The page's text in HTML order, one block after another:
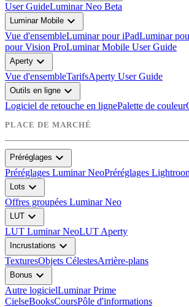
User GuideLuminar Neo Beta
Luminar Mobile expand_more
Vue d'ensembleLuminar pour iPadLuminar
pour Vision ProLuminar Mobile User Guide
Aperty expand_more
Vue d'ensembleTarifsAperty User Guide
Outils en ligne expand_more
Logiciel de retouche en lignePalette de couleur
PLACE DE MARCHÉ
Préréglages expand_more
Préréglages Luminar NeoPréréglages
Lots expand_more
Offres groupées Luminar Neo
LUT expand_more
LUT Luminar NeoLUT Aperty
Incrustations expand_more
TexturesObjets CélestesArrière-plans
Bonus expand_more
Autre logicielLuminar Prime
CielseBooksCoursPôle d'informations